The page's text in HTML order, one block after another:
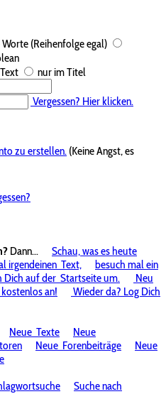
(Reihenfolge egal)
nur im Titel
Vergessen? Hier klicken.
zu erstellen. (Keine Angst, es
Dann...
Schau, was es heute
irgendeinen Text,
besuch mal ein
Dich auf der Startseite um.
Neu
an!
Wieder da? Log Dich
Neue Texte
Neue
Neue Forenbeiträge
Neue
Suche nach